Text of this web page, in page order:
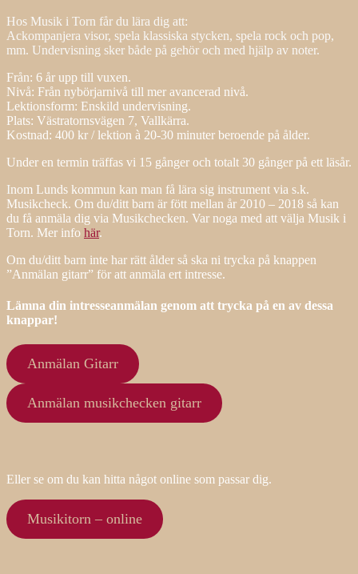
Hos Musik i Torn får du lära dig att:
Ackompanjera visor, spela klassiska stycken, spela rock och pop,
mm. Undervisning sker både på gehör och med hjälp av noter.
Från: 6 år upp till vuxen.
Nivå: Från nybörjarnivå till mer avancerad nivå.
Lektionsform: Enskild undervisning.
Plats: Västratornsvägen 7, Vallkärra.
Kostnad: 400 kr / lektion à 20-30 minuter beroende på ålder.
Under en termin träffas vi 15 gånger och totalt 30 gånger på ett läsår.
Inom Lunds kommun kan man få lära sig instrument via s.k.
Musikcheck. Om du/ditt barn är fött mellan år 2010 – 2018 så kan
du få anmäla dig via Musikchecken. Var noga med att välja Musik i
Torn. Mer info här.
Om du/ditt barn inte har rätt ålder så ska ni trycka på knappen
”Anmälan gitarr” för att anmäla ert intresse.
Lämna din intresseanmälan genom att trycka på en av dessa
knappar!
Anmälan Gitarr
Anmälan musikchecken gitarr
Eller se om du kan hitta något online som passar dig.
Musikitorn – online